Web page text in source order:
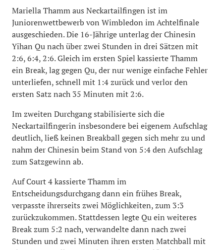
Mariella Thamm aus Neckartailfingen ist im
Juniorenwettbewerb von Wimbledon im Achtelfinale
ausgeschieden. Die 16-Jährige unterlag der Chinesin
Yihan Qu nach über zwei Stunden in drei Sätzen mit
2:6, 6:4, 2:6. Gleich im ersten Spiel kassierte Thamm
ein Break, lag gegen Qu, der nur wenige einfache Fehler
unterliefen, schnell mit 1:4 zurück und verlor den
ersten Satz nach 35 Minuten mit 2:6.
Im zweiten Durchgang stabilisierte sich die
Neckartailfingerin insbesondere bei eigenem Aufschlag
deutlich, ließ keinen Breakball gegen sich mehr zu und
nahm der Chinesin beim Stand von 5:4 den Aufschlag
zum Satzgewinn ab.
Auf Court 4 kassierte Thamm im
Entscheidungsdurchgang dann ein frühes Break,
verpasste ihrerseits zwei Möglichkeiten, zum 3:3
zurückzukommen. Stattdessen legte Qu ein weiteres
Break zum 5:2 nach, verwandelte dann nach zwei
Stunden und zwei Minuten ihren ersten Matchball mit